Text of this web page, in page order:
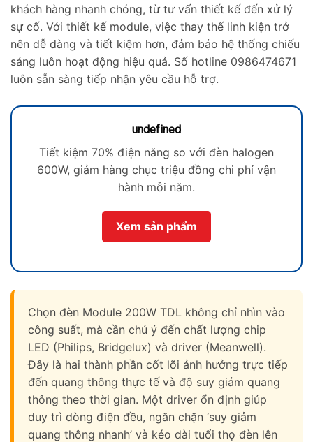
khách hàng nhanh chóng, từ tư vấn thiết kế đến xử lý
sự cố. Với thiết kế module, việc thay thế linh kiện trở
nên dễ dàng và tiết kiệm hơn, đảm bảo hệ thống chiếu
sáng luôn hoạt động hiệu quả. Số hotline 0986474671
luôn sẵn sàng tiếp nhận yêu cầu hỗ trợ.
undefined
Tiết kiệm 70% điện năng so với đèn halogen
600W, giảm hàng chục triệu đồng chi phí vận
hành mỗi năm.
Xem sản phẩm
Chọn đèn Module 200W TDL không chỉ nhìn vào
công suất, mà cần chú ý đến chất lượng chip
LED (Philips, Bridgelux) và driver (Meanwell).
Đây là hai thành phần cốt lõi ảnh hưởng trực tiếp
đến quang thông thực tế và độ suy giảm quang
thông theo thời gian. Một driver ổn định giúp
duy trì dòng điện đều, ngăn chặn ‘suy giảm
quang thông nhanh’ và kéo dài tuổi thọ đèn lên